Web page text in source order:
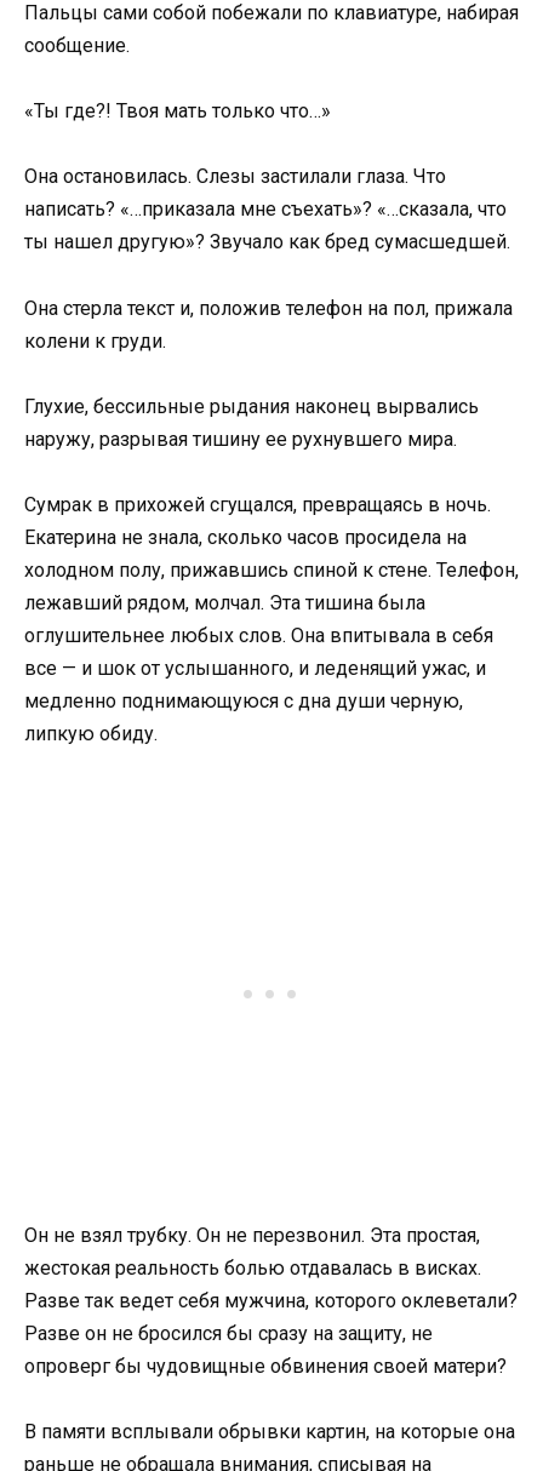
Пальцы сами собой побежали по клавиатуре, набирая
сообщение.
«Ты где?! Твоя мать только что…»
Она остановилась. Слезы застилали глаза. Что
написать? «…приказала мне съехать»? «…сказала, что
ты нашел другую»? Звучало как бред сумасшедшей.
Она стерла текст и, положив телефон на пол, прижала
колени к груди.
Глухие, бессильные рыдания наконец вырвались
наружу, разрывая тишину ее рухнувшего мира.
Сумрак в прихожей сгущался, превращаясь в ночь.
Екатерина не знала, сколько часов просидела на
холодном полу, прижавшись спиной к стене. Телефон,
лежавший рядом, молчал. Эта тишина была
оглушительнее любых слов. Она впитывала в себя
все — и шок от услышанного, и леденящий ужас, и
медленно поднимающуюся с дна души черную,
липкую обиду.
Он не взял трубку. Он не перезвонил. Эта простая,
жестокая реальность болью отдавалась в висках.
Разве так ведет себя мужчина, которого оклеветали?
Разве он не бросился бы сразу на защиту, не
опроверг бы чудовищные обвинения своей матери?
В памяти всплывали обрывки картин, на которые она
раньше не обращала внимания, списывая на